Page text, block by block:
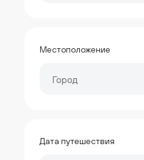
Местоположение
Город
Дата путешествия